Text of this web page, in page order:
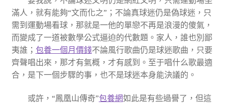
滿人，就有能夠“文而化之”；不論真球迷仍是偽球迷，只
需到運動場看球，那就是一他的單戀不再是浪漫的傻氣，
而變成了一道被數學公式逼迫的代數題。家人，誰也別鄙
夷誰； 包養一個月價錢不論風行歌曲仍是球迷歌曲，只要
齊聲唱出來，那才有氣概，才有感到。至于唱什么歌最適
合，是下一個步驟的事，也不是球迷本身能決議的。
或許，“鳳凰山傳奇”包養網如此是有些過譽了，但這